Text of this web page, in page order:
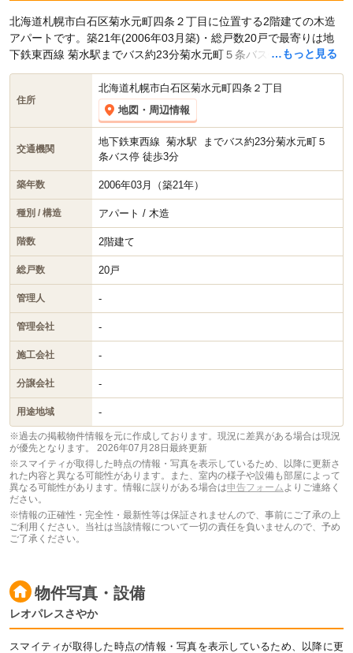
…もっと見る
北海道札幌市白石区菊水元町四条２丁目に位置する2階建ての木造
アパートです。築21年(2006年03月築)・総戸数20戸で最寄りは地
下鉄東西線 菊水駅までバス約23分菊水元町５条バス停 徒歩3分で
す。
住所
北海道札幌市白石区菊水元町四条２丁目
地図・周辺情報
交通機関
地下鉄東西線 菊水駅
までバス約23分菊水元町５
条バス停 徒歩3分
築年数 2006年03月（築21年）
種別 / 構造 アパート / 木造
階数 2階建て
総戸数 20戸
管理人 -
管理会社 -
施工会社 -
分譲会社 -
用途地域 -
※過去の掲載物件情報を元に作成しております。現況に差異がある場合は現況
が優先となります。 2026年07月28日最終更新
※スマイティが取得した時点の情報・写真を表示しているため、以降に更新さ
れた内容と異なる可能性があります。また、室内の様子や設備も部屋によって
異なる可能性があります。情報に誤りがある場合は申告フォーム よりご連絡く
ださい。
※情報の正確性・完全性・最新性等は保証されませんので、事前にご了承の上
ご利用ください。当社は当該情報について一切の責任を負いませんので、予め
ご了承ください。
物件写真・設備
レオパレスさやか
スマイティが取得した時点の情報・写真を表示しているため、以降に更